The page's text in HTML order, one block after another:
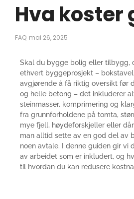
Hva koster
FAQ mai 26, 2025
Skal du bygge bolig eller tilbygg,
ethvert byggeprosjekt –
avgjørende å få riktig oversikt før
og helle betong – det inkluderer
steinmasser, komprimering og
fra grunnforholdene på tomta,
mye fjell, høydeforskjeller eller
man alltid sette av en god del av
noen avtale. I denne guiden gir
av arbeidet som er inkludert, og
til hvordan du kan redusere